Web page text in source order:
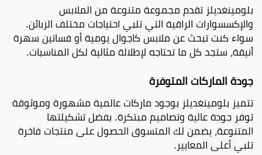
بلومينغديلز تقدم مجموعة متنوعة من الملابس
والإكسسوارات الراقية التي تلبي احتياجات مختلف الزبائن.
سواء كنت تبحث عن ملابس كاجوال يومية أو فساتين سهرة
أنيقة، ستجد كل ما تحتاجه لإطلالة مثالية لكل المناسبات.
جودة الماركات المتوفرة
تتميز بلومينغديلز بوجود ماركات عالمية مشهورة وموثوقة
توفر جودة عالية وتصاميم مبتكرة. بفضل تشكيلتها
المتنوعة، يضمن لك المتسوق الحصول على منتجات فاخرة
تلبي أعلى المعايير.